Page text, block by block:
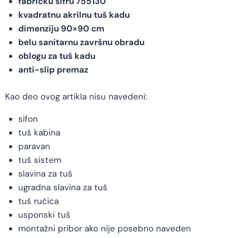
kvadratnu akrilnu tuš kadu
dimenziju 90×90 cm
belu sanitarnu završnu obradu
oblogu za tuš kadu
anti-slip premaz
Kao deo ovog artikla nisu navedeni:
sifon
tuš kabina
paravan
tuš sistem
slavina za tuš
ugradna slavina za tuš
tuš ručica
usponski tuš
montažni pribor ako nije posebno naveden